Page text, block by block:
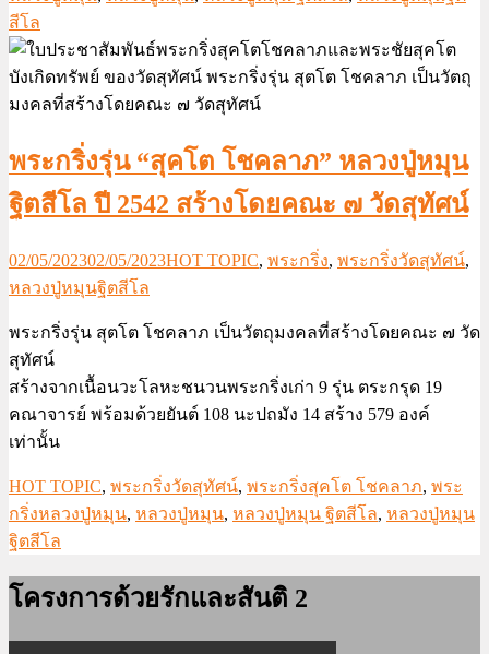
สีโล
พระกริ่งรุ่น “สุคโต โชคลาภ” หลวงปู่หมุน
ฐิตสีโล ปี 2542 สร้างโดยคณะ ๗ วัดสุทัศน์
02/05/202302/05/2023HOT TOPIC, พระกริ่ง, พระกริ่งวัดสุทัศน์,
หลวงปู่หมุนฐิตสีโล
พระกริ่งรุ่น สุตโต โชคลาภ เป็นวัตถุมงคลที่สร้างโดยคณะ ๗ วัด
สุทัศน์
สร้างจากเนื้อนวะโลหะชนวนพระกริ่งเก่า 9 รุ่น ตระกรุด 19
คณาจารย์ พร้อมด้วยยันต์ 108 นะปถมัง 14 สร้าง 579 องค์
เท่านั้น
HOT TOPIC, พระกริ่งวัดสุทัศน์, พระกริ่งสุคโต โชคลาภ, พระ
กริ่งหลวงปู่หมุน, หลวงปู่หมุน, หลวงปู่หมุน ฐิตสีโล, หลวงปู่หมุน
ฐิตสีโล
โครงการด้วยรักและสันติ 2